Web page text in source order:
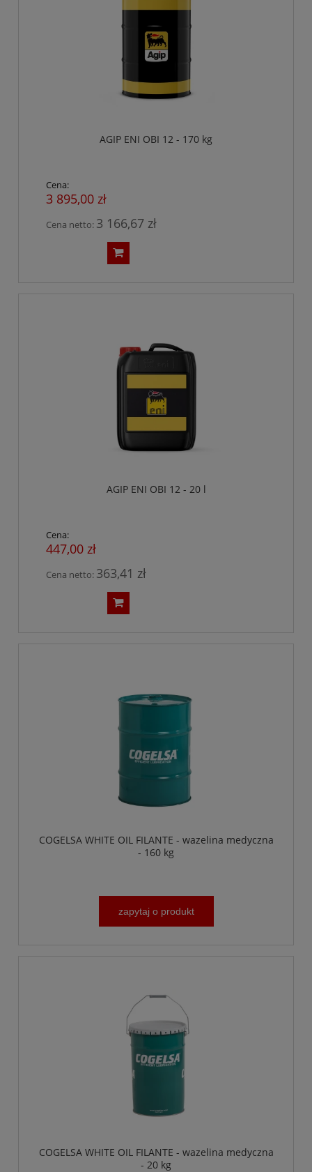
AGIP ENI OBI 12 - 170 kg
Cena:
3 895,00 zł
Cena netto: 3 166,67 zł
AGIP ENI OBI 12 - 20 l
Cena:
447,00 zł
Cena netto: 363,41 zł
COGELSA WHITE OIL FILANTE - wazelina medyczna
- 160 kg
zapytaj o produkt
COGELSA WHITE OIL FILANTE - wazelina medyczna
- 20 kg